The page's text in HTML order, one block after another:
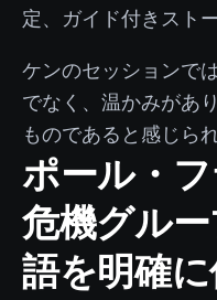
定、ガイド付きスト
ケンのセッションで
でなく、温かみがあ
ものであると感じら
ポール・
危機グル
語を明確